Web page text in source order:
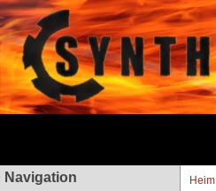
Navigation Heim